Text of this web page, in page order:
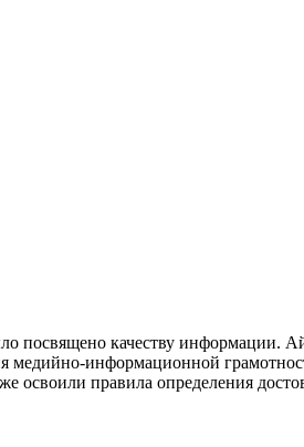
посвящено качеству информации.
медийно-информационной
освоили правила определения